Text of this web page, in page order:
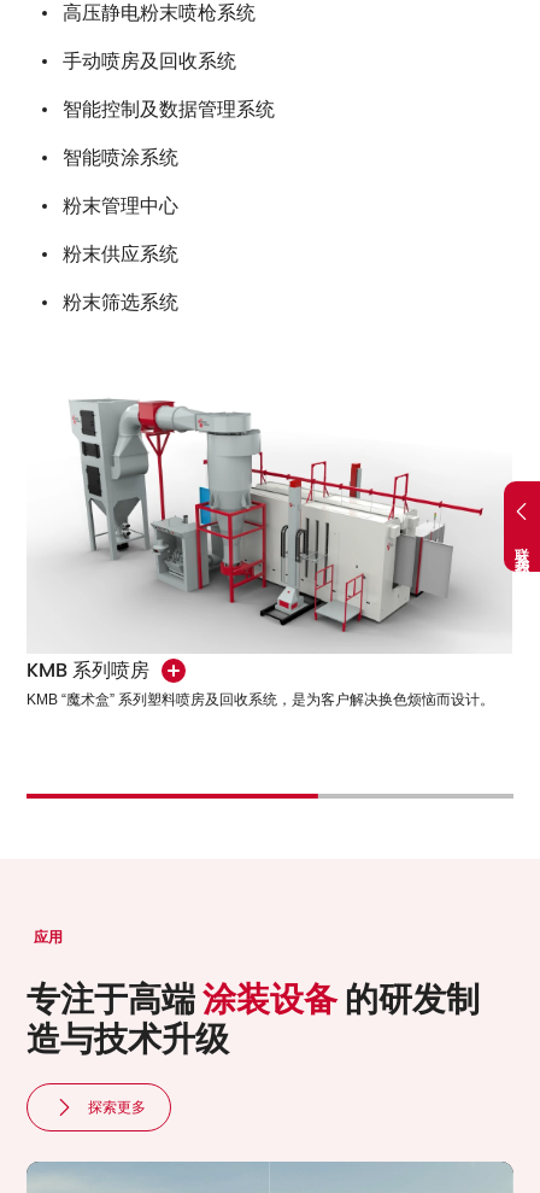
联系我们
高压静电粉末喷枪系统
手动喷房及回收系统
智能控制及数据管理系统
智能喷涂系统
粉末管理中心
粉末供应系统
粉末筛选系统
KMB 系列喷房
KMB “魔术盒” 系列塑料喷房及回收系统，是为客户解决换色烦恼而设计。
应用
专注于高端 涂装设备 的研发制
造与技术升级
探索更多